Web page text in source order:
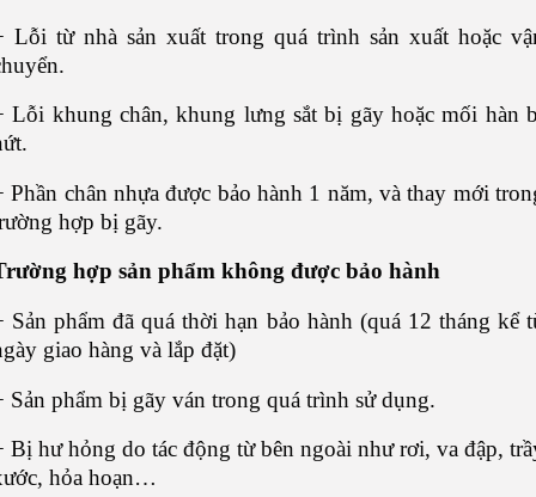
Lỗi từ nhà sản xuất trong quá trình sản xuất hoặc
Lỗi khung chân, khung lưng sắt bị gãy hoặc mối hàn
Phần chân nhựa được bảo hành 1 năm, và thay mới
hợp bị gãy.
hợp sản phẩm không được bảo hành
Sản phẩm đã quá thời hạn bảo hành (quá 12 tháng kể
giao hàng và lắp đặt)
Sản phẩm bị gãy ván trong quá trình sử dụng.
Bị hư hỏng do tác động từ bên ngoài như rơi, va đập,
hỏa hoạn…